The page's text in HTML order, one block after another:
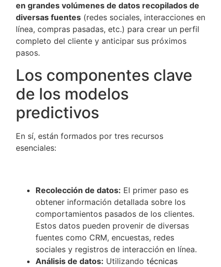
en grandes volúmenes de datos recopilados de
diversas fuentes (redes sociales, interacciones en
línea, compras pasadas, etc.) para crear un perfil
completo del cliente y anticipar sus próximos
pasos.
Los componentes clave
de los modelos
predictivos
En sí, están formados por tres recursos
esenciales:
Recolección de datos: El primer paso es
obtener información detallada sobre los
comportamientos pasados de los clientes.
Estos datos pueden provenir de diversas
fuentes como CRM, encuestas, redes
sociales y registros de interacción en línea.
Análisis de datos: Utilizando técnicas